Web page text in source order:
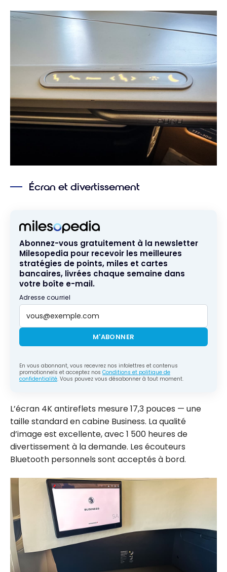
Écran et divertissement
Abonnez-vous gratuitement à la newsletter
Milesopedia pour recevoir les meilleures
stratégies de points, miles et cartes
bancaires, livrées chaque semaine dans
votre boîte e-mail.
Adresse courriel
M'ABONNER
En vous abonnant, vous recevrez nos infolettres et contenus
promotionnels et acceptez nos Conditions et politique de
confidentialité. Vous pouvez vous désabonner à tout moment.
L’écran 4K antireflets mesure 17,3 pouces — une
taille standard en cabine Business. La qualité
d’image est excellente, avec 1 500 heures de
divertissement à la demande. Les écouteurs
Bluetooth personnels sont acceptés à bord.